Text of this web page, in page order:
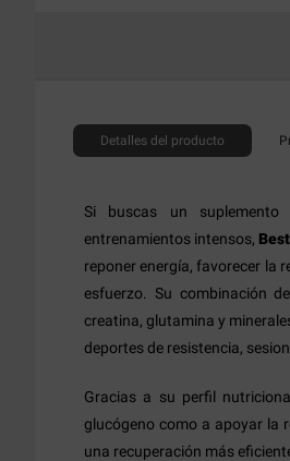
Detalles del producto
Si buscas un suplemento
entrenamientos intensos,
reponer energía, favorecer la
esfuerzo. Su combinación
creatina, glutamina y
deportes de resistencia,
Gracias a su perfil
glucógeno como a apoyar la
una recuperación más